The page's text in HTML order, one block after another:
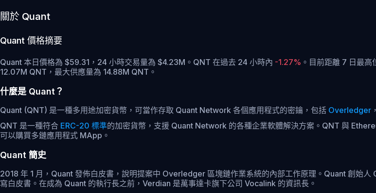
關於 Quant
Quant 價格摘要
Quant 本日價格為 $59.31，24 小時交易量為 $4.23M。QNT 在過去 24 小時內 -1.27% 。 目前距離 7 日最
12.07M QNT，最大供應量為 14.88M QNT。
什麼是 Quant？
Quant (QNT) 是一種多用途加密貨幣，可當作存取 Quant Network 各個應用程式的密鑰，包括 Overledger
QNT 是一種符合 ERC-20 標準的加密貨幣，支援 Quant Network 的各種企業軟體解決方案。QNT 與
可以購買多鏈應用程式 MApp。
Quant 簡史
2018 年 1 月，Quant 發佈白皮書，說明提案中 Overledger 區塊鏈作業系統的內部工作原理。Quant 創始
寫白皮書。在成為 Quant 的執行長之前，Verdian 是萬事達卡旗下公司 Vocalink 的資訊長。